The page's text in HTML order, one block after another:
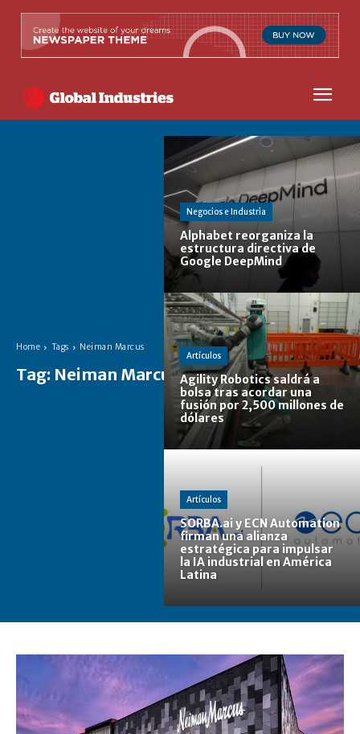
Home Tags Neiman Marcus
Tag: Neiman Marcus
Negocios e Industria
Alphabet reorganiza la
estructura directiva de
Google DeepMind
Artículos
Agility Robotics saldrá a
bolsa tras acordar una
fusión por 2,500 millones de
dólares
Artículos
SORBA.ai y ECN Automation
firman una alianza
estratégica para impulsar
la IA industrial en América
Latina